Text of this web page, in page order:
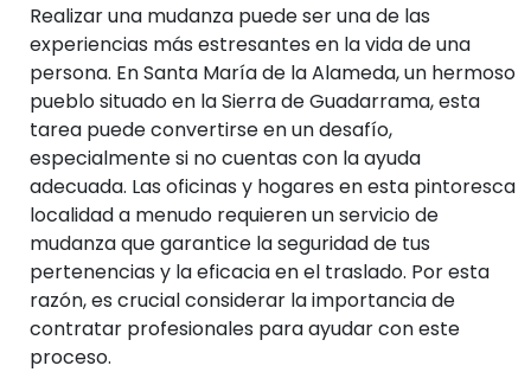
Realizar una mudanza puede ser una de las
experiencias más estresantes en la vida de una
persona. En Santa María de la Alameda, un hermoso
pueblo situado en la Sierra de Guadarrama, esta
tarea puede convertirse en un desafío,
especialmente si no cuentas con la ayuda
adecuada. Las oficinas y hogares en esta pintoresca
localidad a menudo requieren un servicio de
mudanza que garantice la seguridad de tus
pertenencias y la eficacia en el traslado. Por esta
razón, es crucial considerar la importancia de
contratar profesionales para ayudar con este
proceso.